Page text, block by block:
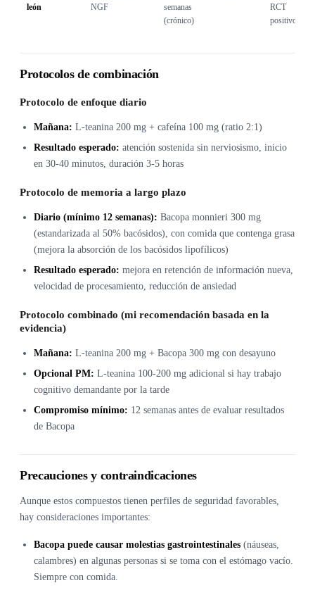
león
NGF
semanas
(crónico)
RCT
positivo)
Protocolos de combinación
Protocolo de enfoque diario
Mañana: L-teanina 200 mg + cafeína 100 mg (ratio 2:1)
Resultado esperado: atención sostenida sin nerviosismo, inicio
en 30-40 minutos, duración 3-5 horas
Protocolo de memoria a largo plazo
Diario (mínimo 12 semanas): Bacopa monnieri 300 mg
(estandarizada al 50% bacósidos), con comida que contenga grasa
(mejora la absorción de los bacósidos lipofílicos)
Resultado esperado: mejora en retención de información nueva,
velocidad de procesamiento, reducción de ansiedad
Protocolo combinado (mi recomendación basada en la
evidencia)
Mañana: L-teanina 200 mg + Bacopa 300 mg con desayuno
Opcional PM: L-teanina 100-200 mg adicional si hay trabajo
cognitivo demandante por la tarde
Compromiso mínimo: 12 semanas antes de evaluar resultados
de Bacopa
Precauciones y contraindicaciones
Aunque estos compuestos tienen perfiles de seguridad favorables,
hay consideraciones importantes:
Bacopa puede causar molestias gastrointestinales (náuseas,
calambres) en algunas personas si se toma con el estómago vacío.
Siempre con comida.